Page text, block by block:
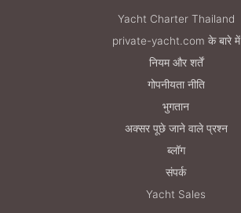
Yacht Charter Thailand
private-yacht.com के बारे में
नियम और शर्तें
गोपनीयता नीति
भुगतान
अक्सर पूछे जाने वाले प्रश्न
ब्लॉग
संपर्क
Yacht Sales